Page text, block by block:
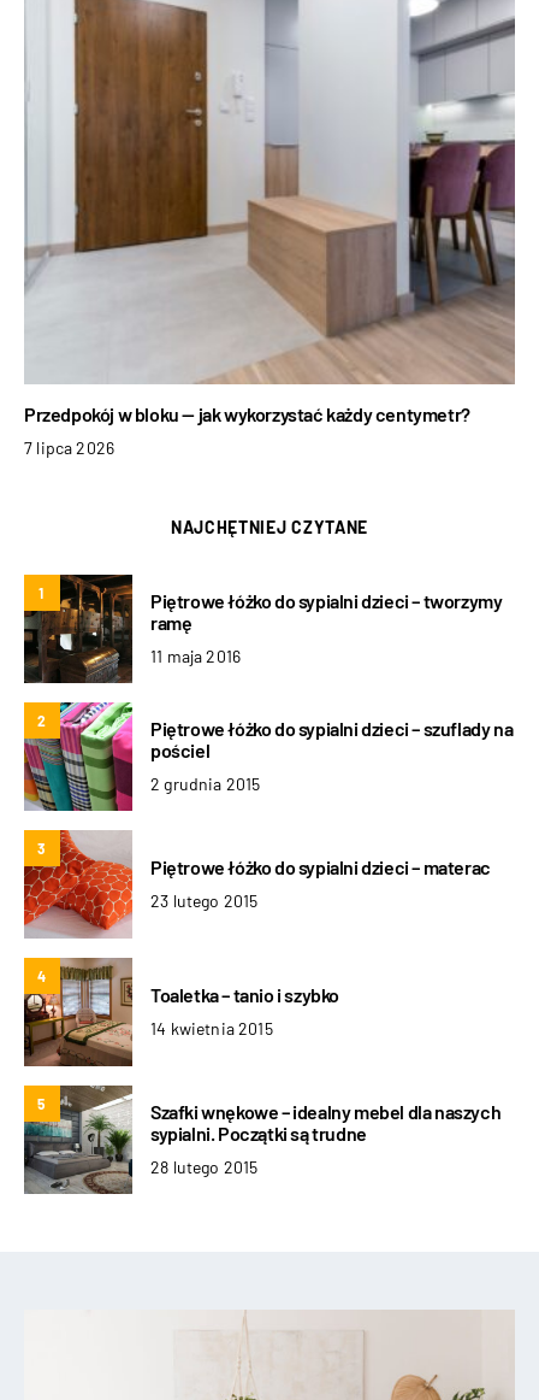
Przedpokój w bloku — jak wykorzystać każdy centymetr?
7 lipca 2026
NAJCHĘTNIEJ CZYTANE
1
Piętrowe łóżko do sypialni dzieci – tworzymy
ramę
11 maja 2016
2
Piętrowe łóżko do sypialni dzieci – szuflady na
pościel
2 grudnia 2015
3
Piętrowe łóżko do sypialni dzieci – materac
23 lutego 2015
4
Toaletka – tanio i szybko
14 kwietnia 2015
5
Szafki wnękowe – idealny mebel dla naszych
sypialni. Początki są trudne
28 lutego 2015